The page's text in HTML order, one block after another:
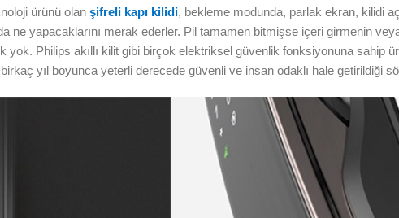
ürünü olan şifreli kapı kilidi, bekleme modunda, parlak ekran, kilidi
yapacaklarını merak ederler. Pil tamamen bitmişse içeri girmenin veya
Philips akıllı kilit gibi birçok elektriksel güvenlik fonksiyonuna sahip
yıl boyunca yeterli derecede güvenli ve insan odaklı hale getirildiği